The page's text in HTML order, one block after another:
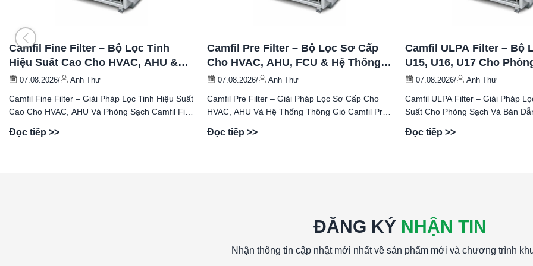
Camfil Fine Filter – Bộ Lọc Tinh
Hiệu Suất Cao Cho HVAC, AHU &
Phòng Sạch
07.08.2026/ Anh Thư
Camfil Fine Filter – Giải Pháp Lọc Tinh Hiệu Suất
Cao Cho HVAC, AHU Và Phòng Sạch Camfil Fine
Đọc tiếp >>
Camfil Pre Filter – Bộ Lọc Sơ Cấp
Cho HVAC, AHU, FCU & Hệ Thống
Thông Gió
07.08.2026/ Anh Thư
Camfil Pre Filter – Giải Pháp Lọc Sơ Cấp Cho
HVAC, AHU Và Hệ Thống Thông Gió Camfil Pre
Đọc tiếp >>
Camfil ULPA Filter – Bộ
U15, U16, U17 Cho
Bán Dẫn
07.08.2026/ Anh Thư
Camfil ULPA Filter – Giải Pháp
Suất Cho Phòng Sạch Và Bán Dẫn Camfil
Đọc tiếp >>
ĐĂNG KÝ NHẬN TIN
Nhận thông tin cập nhật mới nhất về sản phẩm mới và chương trình